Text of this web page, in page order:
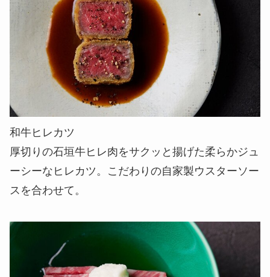
和牛ヒレカツ
厚切りの石垣牛ヒレ肉をサクッと揚げた柔らかジュ
ーシーなヒレカツ。こだわりの自家製ウスターソー
スを合わせて。